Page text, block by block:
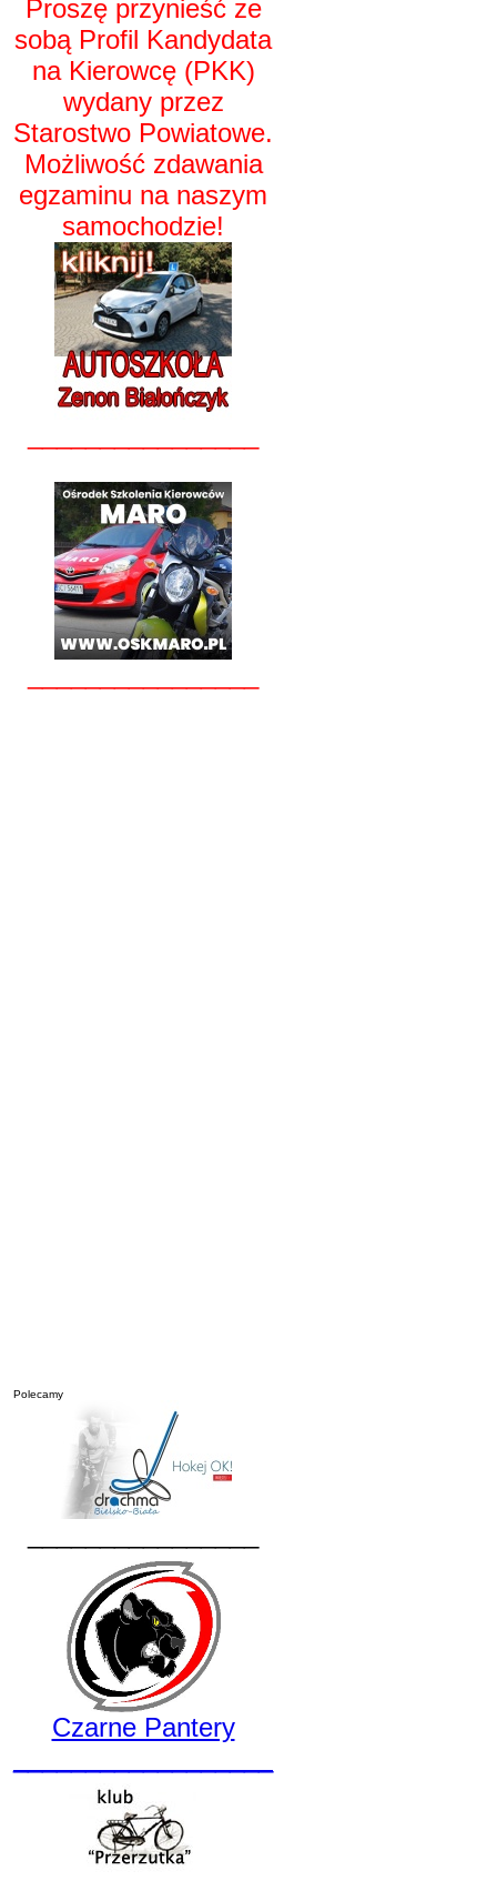
Proszę przynieść ze
sobą Profil Kandydata
na Kierowcę (PKK)
wydany przez
Starostwo Powiatowe.
Możliwość zdawania
egzaminu na naszym
samochodzie!
Polecamy
Czarne Pantery